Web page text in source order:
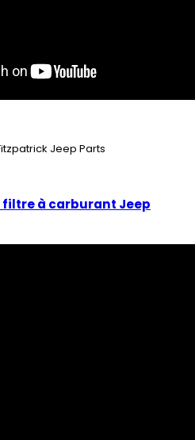
Jeep Parts
à carburant Jeep